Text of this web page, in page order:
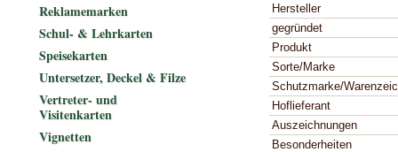
Hersteller
gegründet
Produkt
Sorte/Marke
Schutzmarke/
Hoflieferant
Auszeichnungen
Besonderheiten
Reklamemarken
Schul- & Lehrkarten
Speisekarten
Untersetzer, Deckel & Filze
Vertreter- und
Visitenkarten
Vignetten